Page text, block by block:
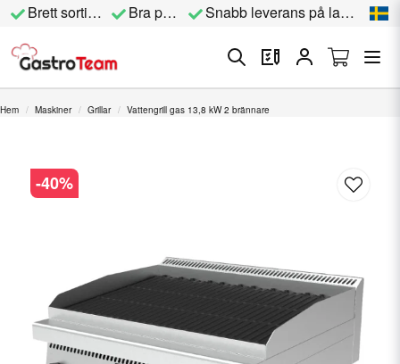
Brett sortiment Bra priser Snabb leverans på lagervara
Hem Maskiner Grillar Vattengrill gas 13,8 kW 2 brännare
-40%